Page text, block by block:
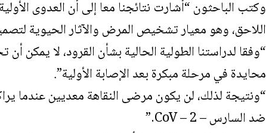
اللاحق، وهو معيار تشخيص المرض والآثار الحيوية
“وفقا لدراستنا الطولية الحالية بشأن القرود، لا
محايدة في مرحلة مبكرة بعد الإصابة الأولية”.
“ونتيجة لذلك، لن يكون مرضى النقاهة معديين عندما
ضد السارس – CoV – 2.”